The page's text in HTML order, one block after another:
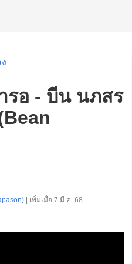
รอ - บีน นภสร
| เพิ่มเมื่อ 7 มี.ค. 68